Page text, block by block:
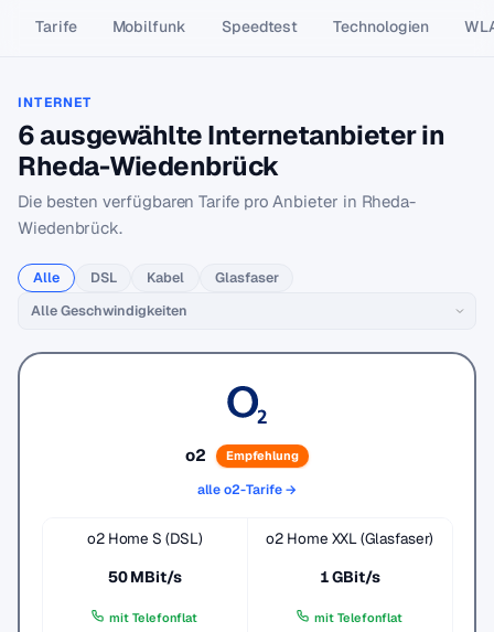
Tarife Mobilfunk Speedtest Technologien
INTERNET
6 ausgewählte Internetanbieter in
Rheda-Wiedenbrück
Die besten verfügbaren Tarife pro Anbieter in Rheda-
Wiedenbrück.
Alle DSL Kabel Glasfaser
o2 Empfehlung
alle o2-Tarife →
o2 Home S (DSL)
50 MBit/s
mit Telefonflat
o2 Home XXL (Glasfaser)
1 GBit/s
mit Telefonflat